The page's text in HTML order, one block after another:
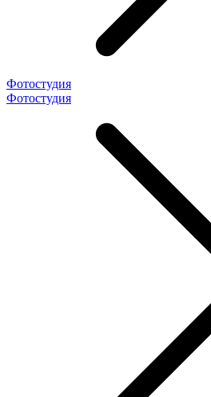
Фотостудия
Фотостудия